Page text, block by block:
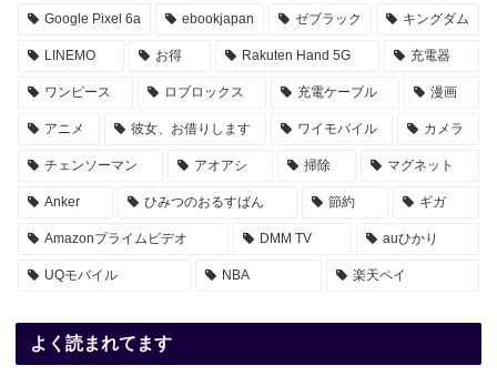
Google Pixel 6a ebookjapan ゼブラック キングダム
LINEMO お得 Rakuten Hand 5G 充電器
ワンピース ロブロックス 充電ケーブル 漫画
アニメ 彼女、お借りします ワイモバイル カメラ
チェンソーマン アオアシ 掃除 マグネット
Anker ひみつのおるすばん 節約 ギガ
Amazonプライムビデオ DMM TV auひかり
UQモバイル NBA 楽天ペイ
よく読まれてます